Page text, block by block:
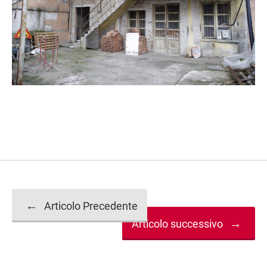
Navigazione
←
Articolo Precedente
Articolo successivo
→